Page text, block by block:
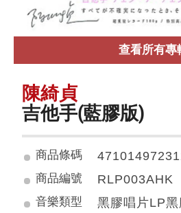
查看所有專
陳綺貞
吉他手(藍膠版)
商品條碼
商品編號 RLP003AHK
音樂類型 黑膠唱片LP